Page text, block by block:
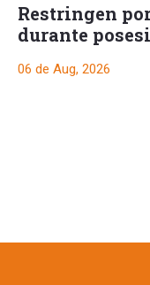
Restringen
durante
06 de Aug, 2026